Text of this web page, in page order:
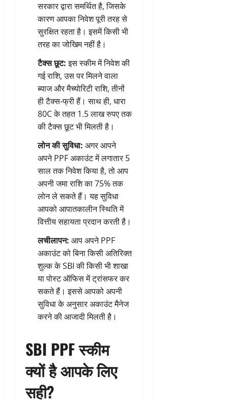
सरकार द्वारा समर्थित है, जिसके
कारण आपका निवेश पूरी तरह से
सुरक्षित रहता है। इसमें किसी भी
तरह का जोखिम नहीं है।
टैक्स छूट:इस स्कीम में निवेश की
गई राशि, उस पर मिलने वाला
ब्याज और मैच्योरिटी राशि, तीनों
ही टैक्स-फ्री हैं। साथ ही, धारा
80C के तहत 1.5 लाख रुपए तक
की टैक्स छूट भी मिलती है।
लोन की सुविधा: अगर आपने
अपने PPF अकाउंट में लगातार 5
साल तक निवेश किया है, तो आप
अपनी जमा राशि का 75% तक
लोन ले सकते हैं। यह सुविधा
आपको आपातकालीन स्थिति में
वित्तीय सहायता प्रदान करती है।
लचीलापन: आप अपने PPF
अकाउंट को बिना किसी अतिरिक्त
शुल्क के SBI की किसी भी शाखा
या पोस्ट ऑफिस में ट्रांसफर कर
सकते हैं। इससे आपको अपनी
सुविधा के अनुसार अकाउंट मैनेज
करने की आजादी मिलती है।
SBI PPF स्कीम
क्यों है आपके लिए
सही?